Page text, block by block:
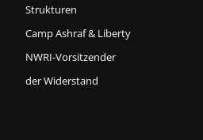
Strukturen
Camp Ashraf & Liberty
NWRI-Vorsitzender
der Widerstand